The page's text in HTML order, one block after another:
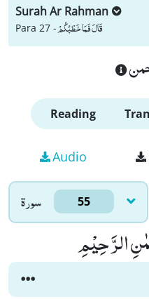
Surah Ar Rahman
Para 27 -قَالَ فَمَا خَطْبُكُمْ
Reading
Audio
سورۃ 55
الرَّحِیْمِ